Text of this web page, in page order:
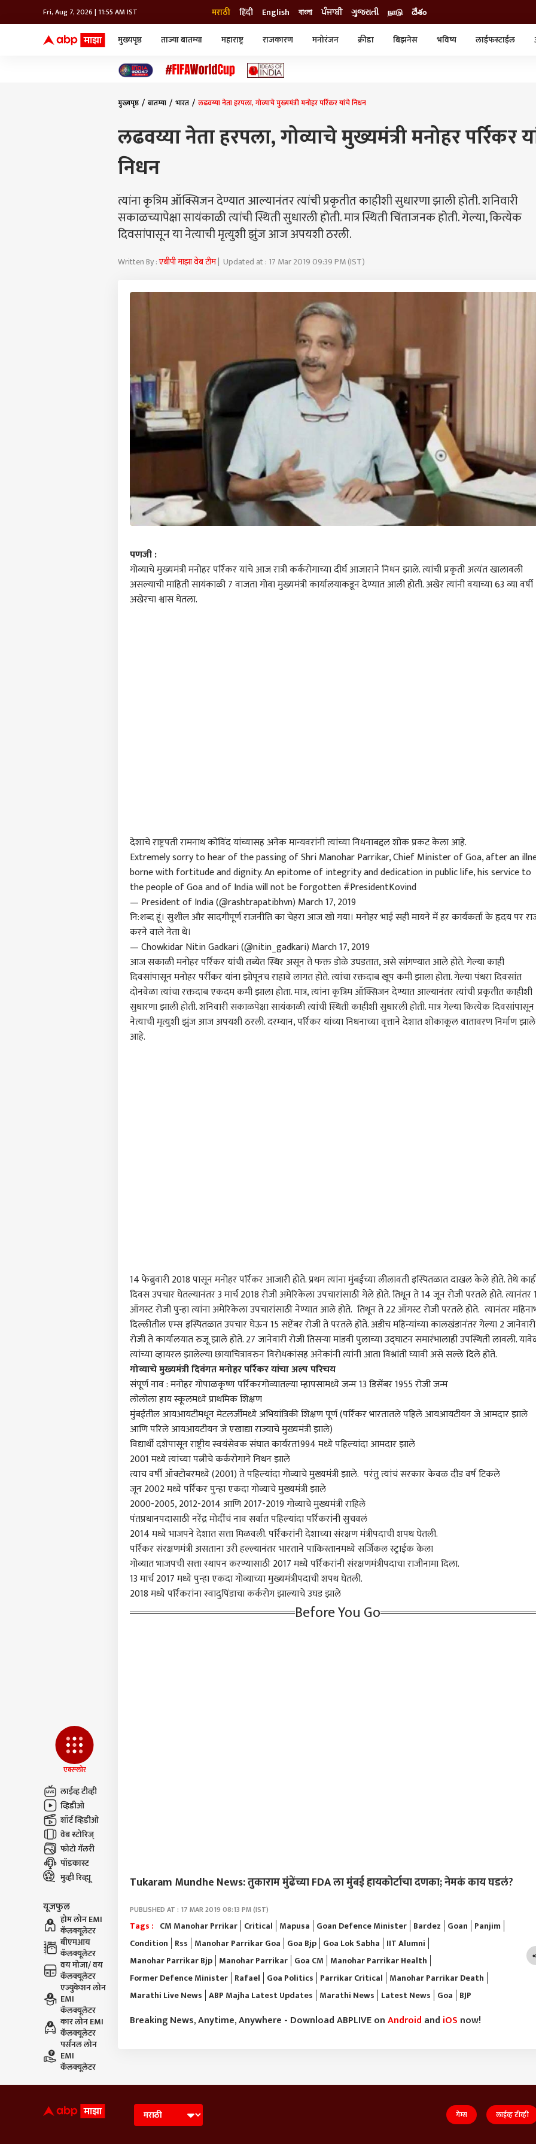
Fri, Aug 7, 2026 | 11:55 AM IST मराठी हिंदी English বাংলা ਪੰਜਾਬੀ ગુજરાતી நாடு దేశం
मुख्यपृष्ठ ताज्या बातम्या महाराष्ट्र राजकारण मनोरंजन क्रीडा बिझनेस भविष्य लाईफस्टाईल
एक्स्प्लोर
लाईव्ह टीव्ही
व्हिडीओ
शॉर्ट व्हिडीओ
वेब स्टोरिज्
फोटो गॅलरी
पॉडकास्ट
मुव्ही रिव्ह्यू
यूजफुल
होम लोन EMI
कॅलक्यूलेटर
बीएमआय
कॅलक्यूलेटर
वय मोजा/ वय
कॅलक्यूलेटर
एज्युकेशन लोन
EMI
कॅलक्यूलेटर
कार लोन EMI
कॅलक्यूलेटर
पर्सनल लोन
EMI
कॅलक्यूलेटर
मुख्यपृष्ठ बातम्या भारत लढवय्या नेता हरपला, गोव्याचे मुख्यमंत्री मनोहर पर्रिकर यांचे निधन
लढवय्या नेता हरपला, गोव्याचे मुख्यमंत्री मनोहर पर्रिकर
निधन
त्यांना कृत्रिम ऑक्सिजन देण्यात आल्यानंतर त्यांची प्रकृतीत काहीशी सुधारणा झाली होती. शनिवारी
सकाळच्यापेक्षा सायंकाळी त्यांची स्थिती सुधारली होती. मात्र स्थिती चिंताजनक होती. गेल्या, कित्येक
दिवसांपासून या नेत्याची मृत्युशी झुंज आज अपयशी ठरली.
Written By :एबीपी माझा वेब टीम| Updated at : 17 Mar 2019 09:39 PM (IST)
पणजी :
गोव्याचे मुख्यमंत्री मनोहर पर्रिकर यांचे आज रात्री कर्करोगाच्या दीर्घ आजाराने निधन झाले. त्यांची प्रकृती अत्यंत खालावली
असल्याची माहिती सायंकाळी 7 वाजता गोवा मुख्यमंत्री कार्यालयाकडून देण्यात आली होती. अखेर त्यांनी वयाच्या 63 व्या वर्षी
अखेरचा श्वास घेतला.
देशाचे राष्ट्रपती रामनाथ कोविंद यांच्यासह अनेक मान्यवरांनी त्यांच्या निधनाबद्दल शोक प्रकट केला आहे.
Extremely sorry to hear of the passing of Shri Manohar Parrikar, Chief Minister of Goa, after an
borne with fortitude and dignity. An epitome of integrity and dedication in public life, his service to
the people of Goa and of India will not be forgotten#PresidentKovind
— President of India (@rashtrapatibhvn) March 17, 2019
नि:शब्द हूं। सुशील और सादगीपूर्ण राजनीति का चेहरा आज खो गया। मनोहर भाई सही मायने में हर कार्यकर्ता के हृदय पर
करने वाले नेता थे।
— Chowkidar Nitin Gadkari (@nitin_gadkari) March 17, 2019
आज सकाळी मनोहर पर्रिकर यांची तब्येत स्थिर असून ते फक्त डोळे उघडतात, असे सांगण्यात आले होते. गेल्या काही
दिवसांपासून मनोहर पर्रीकर यांना झोपूनच राहावे लागत होते. त्यांचा रक्तदाब खूप कमी झाला होता. गेल्या पंधरा दिवसांत
दोनवेळा त्यांचा रक्तदाब एकदम कमी झाला होता. मात्र, त्यांना कृत्रिम ऑक्सिजन देण्यात आल्यानंतर त्यांची प्रकृतीत काहीशी
सुधारणा झाली होती. शनिवारी सकाळपेक्षा सायंकाळी त्यांची स्थिती काहीशी सुधारली होती. मात्र गेल्या कित्येक
नेत्याची मृत्युशी झुंज आज अपयशी ठरली. दरम्यान, पर्रिकर यांच्या निधनाच्या वृत्ताने देशात शोकाकूल वातावरण निर्माण झाले
आहे.
14 फेब्रुवारी 2018 पासून मनोहर पर्रिकर आजारी होते. प्रथम त्यांना मुंबईच्या लीलावती इस्पितळात दाखल केले होते. तेथे
दिवस उपचार घेतल्यानंतर 3 मार्च 2018 रोजी अमेरिकेला उपचारांसाठी गेले होते. तिथून ते 14 जून रोजी परतले होते. त्यानंतर
ऑगस्ट रोजी पुन्हा त्यांना अमेरिकेला उपचारांसाठी नेण्यात आले होते. तिथून ते 22 ऑगस्ट रोजी परतले होते. त्यानंतर
दिल्लीतील एम्स इस्पितळात उपचार घेऊन 15 सप्टेंबर रोजी ते परतले होते. अडीच महिन्यांच्या कालखंडानंतर गेल्या 2 जानेवारी
रोजी ते कार्यालयात रुजू झाले होते. 27 जानेवारी रोजी तिसऱ्या मांडवी पुलाच्या उद्घाटन समारंभालाही उपस्थिती लावली.
त्यांच्या व्हायरल झालेल्या छायाचित्रावरुन विरोधकांसह अनेकांनी त्यांनी आता विश्रांती घ्यावी असे सल्ले दिले होते.
गोव्याचे मुख्यमंत्री दिवंगत मनोहर पर्रिकर यांचा अल्प परिचय
संपूर्ण नाव : मनोहर गोपाळकृष्ण पर्रिकरगोव्यातल्या म्हापसामध्ये जन्म 13 डिसेंबर 1955 रोजी जन्म
लोलोला हाय स्कूलमध्ये प्राथमिक शिक्षण
मुंबईतील आयआयटीमधून मेटलर्जीमध्ये अभियांत्रिकी शिक्षण पूर्ण (पर्रिकर भारतातले पहिले आयआयटीयन जे आमदार झाले
आणि परिले आयआयटीयन जे एखाद्या राज्याचे मुख्यमंत्री झाले)
विद्यार्थी दशेपासून राष्ट्रीय स्वयंसेवक संघात कार्यरत1994 मध्ये पहिल्यांदा आमदार झाले
2001 मध्ये त्यांच्या पत्नीचे कर्करोगाने निधन झाले
त्याच वर्षी ऑक्टोबरमध्ये (2001) ते पहिल्यांदा गोव्याचे मुख्यमंत्री झाले. परंतु त्यांचं सरकार केवळ दीड वर्ष टिकले
जून 2002 मध्ये पर्रिकर पुन्हा एकदा गोव्याचे मुख्यमंत्री झाले
2000-2005, 2012-2014 आणि 2017-2019 गोव्याचे मुख्यमंत्री राहिले
पंतप्रधानपदासाठी नरेंद्र मोदींचं नाव सर्वात पहिल्यांदा पर्रिकरांनी सुचवलं
2014 मध्ये भाजपने देशात सत्ता मिळवली. पर्रिकरांनी देशाच्या संरक्षण मंत्रीपदाची शपथ घेतली.
पर्रिकर संरक्षणमंत्री असताना उरी हल्ल्यानंतर भारताने पाकिस्तानमध्ये सर्जिकल स्ट्राईक केला
गोव्यात भाजपची सत्ता स्थापन करण्यासाठी 2017 मध्ये पर्रिकरांनी संरक्षणमंत्रीपदाचा राजीनामा दिला.
13 मार्च 2017 मध्ये पुन्हा एकदा गोव्याच्या मुख्यमंत्रीपदाची शपथ घेतली.
2018 मध्ये पर्रिकरांना स्वादुपिंडाचा कर्करोग झाल्याचे उघड झाले
Before You Go
Tukaram Mundhe News: तुकाराम मुंढेंच्या FDA ला मुंबई हायकोर्टाचा दणका; नेमकं काय घडलं?
PUBLISHED AT : 17 MAR 2019 08:13 PM (IST)
Tags : CM Manohar Prrikar Critical Mapusa Goan Defence Minister Bardez Goan Panjim
Condition Rss Manohar Parrikar Goa Goa Bjp Goa Lok Sabha IIT Alumni
Manohar Parrikar Bjp Manohar Parrikar Goa CM Manohar Parrikar Health
Former Defence Minister Rafael Goa Politics Parrikar Critical Manohar Parrikar Death
Marathi Live News ABP Majha Latest Updates Marathi News Latest News Goa BJP
Breaking News, Anytime, Anywhere - Download ABPLIVE onAndroid and iOS now!
LOGIN
फोडल्या
'पाणी तिथे पोहोचलं पाहिजे...'
त्रिशा कृष्णनवर उदयनिधी
स्टॅलिन यांचे डबल मिनिंग
वक्तव्य; हायकोर्टाचा मोठा
आदेश
एअर इंडियाचे विमान थांबले,
उलटे-सुलटे झाले; अचानक
भीषण टर्ब्युलन्स, अनेकजण
जखमी, प्रवाशाने सांगितला
पिंपरी-चिंचवडमध्ये विशेष
मोटार वाहन न्यायालय होणार;
मंत्रिमंडळाच्या बैठकीत राज्य
सरकारचे 7 धडाकेबाज निर्णय
गेम्स लाईव्ह टीव्ही